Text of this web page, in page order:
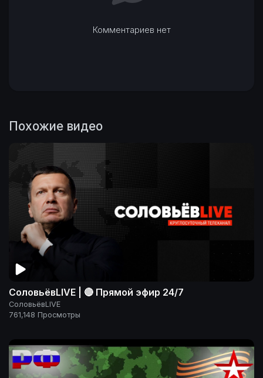
Комментариев нет
Похожие видео
СоловьёвLIVE | 🔴 Прямой эфир 24/7
СоловьёвLIVE
761,148 Просмотры